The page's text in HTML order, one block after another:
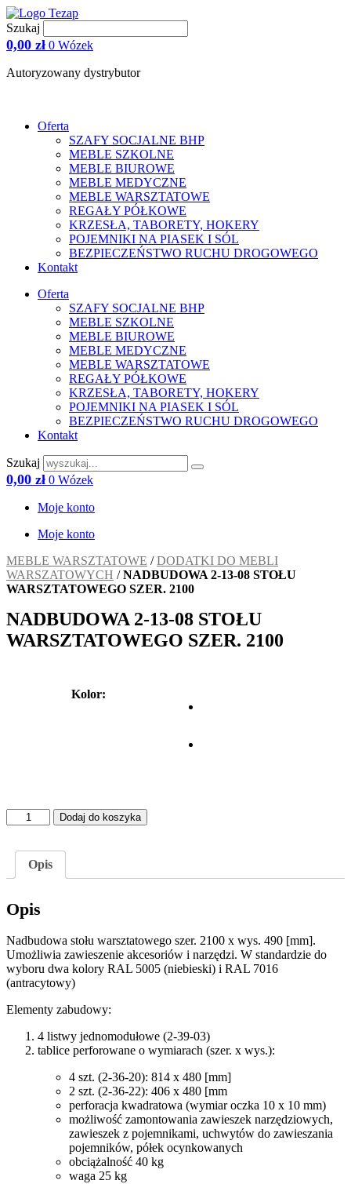
Przejdź
do
treści
Szukaj
0,00 zł 0 Wózek
Autoryzowany dystrybutor
Oferta
SZAFY SOCJALNE BHP
MEBLE SZKOLNE
MEBLE BIUROWE
MEBLE MEDYCZNE
MEBLE WARSZTATOWE
REGAŁY PÓŁKOWE
KRZESŁA, TABORETY, HOKERY
POJEMNIKI NA PIASEK I SÓL
BEZPIECZEŃSTWO RUCHU DROGOWEGO
Kontakt
Oferta
SZAFY SOCJALNE BHP
MEBLE SZKOLNE
MEBLE BIUROWE
MEBLE MEDYCZNE
MEBLE WARSZTATOWE
REGAŁY PÓŁKOWE
KRZESŁA, TABORETY, HOKERY
POJEMNIKI NA PIASEK I SÓL
BEZPIECZEŃSTWO RUCHU DROGOWEGO
Kontakt
Szukaj
0,00 zł 0 Wózek
Moje konto
Moje konto
MEBLE WARSZTATOWE /DODATKI DO MEBLI
WARSZATOWYCH /NADBUDOWA 2-13-08 STOŁU
WARSZTATOWEGO SZER. 2100
NADBUDOWA 2-13-08 STOŁU
WARSZTATOWEGO SZER. 2100
Kolor:
ilość
NADBUDOWA
WARSZTATOWEGO
SZER.
Dodaj do koszyka
Opis
Opis
Nadbudowa stołu warsztatowego szer. 2100 x wys. 490 [mm].
Umożliwia zawieszenie akcesoriów i narzędzi. W standardzie do
wyboru dwa kolory RAL 5005 (niebieski) i RAL 7016
(antracytowy)
Elementy zabudowy:
4 listwy jednomodułowe (2-39-03)
tablice perforowane o wymiarach (szer. x wys.):
4 szt. (2-36-20): 814 x 480 [mm]
2 szt. (2-36-22): 406 x 480 [mm
perforacja kwadratowa (wymiar oczka 10 x 10 mm)
możliwość zamontowania zawieszek narzędziowych,
zawieszek z pojemnikami, uchwytów do zawieszania
pojemników, półek ocynkowanych
obciążalność 40 kg
waga 25 kg